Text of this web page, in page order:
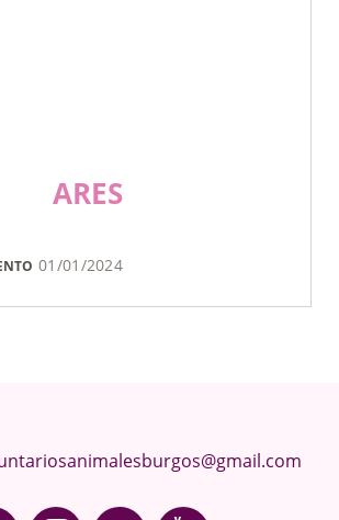
ARES
01/01/2024